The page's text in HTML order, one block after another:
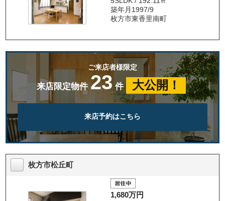
築年月1997/9
枚方市東香里南町
ご来店者様限定
来店限定物件 23 件 大公開！
来店予約はこちら
枚方市松丘町
1,680万円